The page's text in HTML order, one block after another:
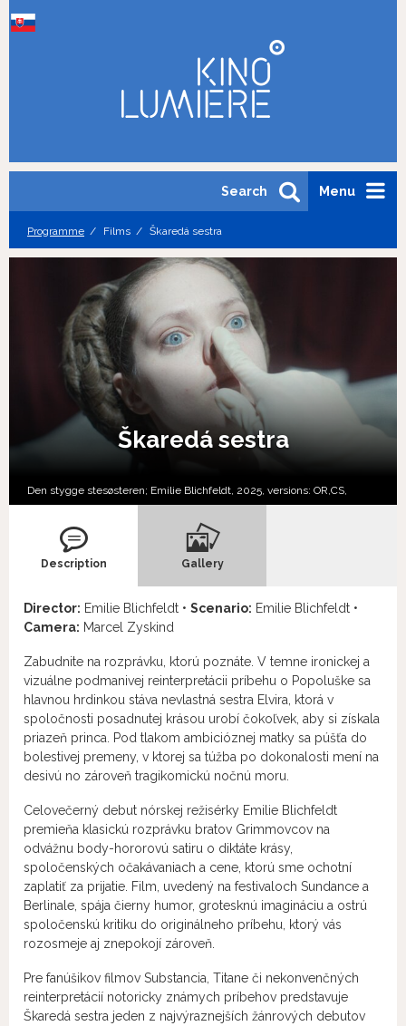
Menu
Search
Programme Films Škaredá sestra
Škaredá sestra
Den stygge stesøsteren; Emilie Blichfeldt, 2025, versions: OR, CS,
Description Gallery
Director: Emilie Blichfeldt • Scenario: Emilie Blichfeldt •
Camera: Marcel Zyskind
Zabudnite na rozprávku, ktorú poznáte. V temne ironickej a
vizuálne podmanivej reinterpretácii príbehu o Popoluške sa
hlavnou hrdinkou stáva nevlastná sestra Elvira, ktorá v
spoločnosti posadnutej krásou urobí čokoľvek, aby si získala
priazeň princa. Pod tlakom ambicióznej matky sa púšťa do
bolestivej premeny, v ktorej sa túžba po dokonalosti mení na
desivú no zároveň tragikomickú nočnú moru.
Celovečerný debut nórskej režisérky Emilie Blichfeldt
premieňa klasickú rozprávku bratov Grimmovcov na
odvážnu body-hororovú satiru o diktáte krásy,
spoločenských očakávaniach a cene, ktorú sme ochotní
zaplatiť za prijatie. Film, uvedený na festivaloch Sundance a
Berlinale, spája čierny humor, grotesknú imagináciu a ostrú
spoločenskú kritiku do originálneho príbehu, ktorý vás
rozosmeje aj znepokojí zároveň.
Pre fanúšikov filmov Substancia, Titane či nekonvenčných
reinterpretácií notoricky známych príbehov predstavuje
Škaredá sestra jeden z najvýraznejších žánrových debutov